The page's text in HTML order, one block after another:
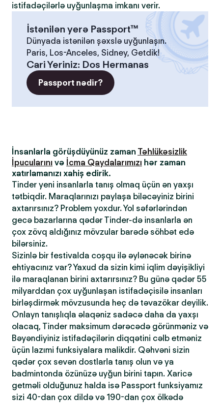
istifadəçilərlə uyğunlaşma imkanı verir.
İstənilən yerə Passport™
Dünyada istənilən şəxslə uyğunlaşın.
Paris, Los-Anceles, Sidney, Getdik!
Cari Yeriniz: Dos Hermanas
Passport nədir?
İnsanlarla görüşdüyünüz zaman Təhlükəsizlik
İpucularını və İcma Qaydalarımızı hər zaman
xatırlamanızı xahiş edirik.
Tinder yeni insanlarla tanış olmaq üçün ən yaxşı
tətbiqdir. Maraqlarınızı paylaşa biləcəyiniz birini
axtarırsınız? Problem yoxdur. Yol səfərlərindən
gecə bazarlarına qədər Tinder-də insanlarla ən
çox zövq aldığınız mövzular barədə söhbət edə
bilərsiniz.
Sizinlə bir festivalda coşqu ilə əylənəcək birinə
ehtiyacınız var? Yaxud da sizin kimi iqlim dəyişikliyi
ilə maraqlanan birini axtarırsınız? Bu günə qədər 55
milyarddan çox uyğunlaşan istifadəçisilə insanları
birləşdirmək mövzusunda heç də təvazökar deyilik.
Onlayn tanışlıqla əlaqəniz sadəcə daha da yaxşı
olacaq, Tinder maksimum dərəcədə görünməniz və
Bəyəndiyiniz istifadəçilərin diqqətini cəlb etməniz
üçün lazımi funksiyalara malikdir. Qəhvəni sizin
qədər çox sevən dostlarla tanış olun və ya
badmintonda özünüzə uyğun birini tapın. Xaricə
getməli olduğunuz halda isə Passport funksiyamız
sizi 40-dan çox dildə və 190-dan çox ölkədə